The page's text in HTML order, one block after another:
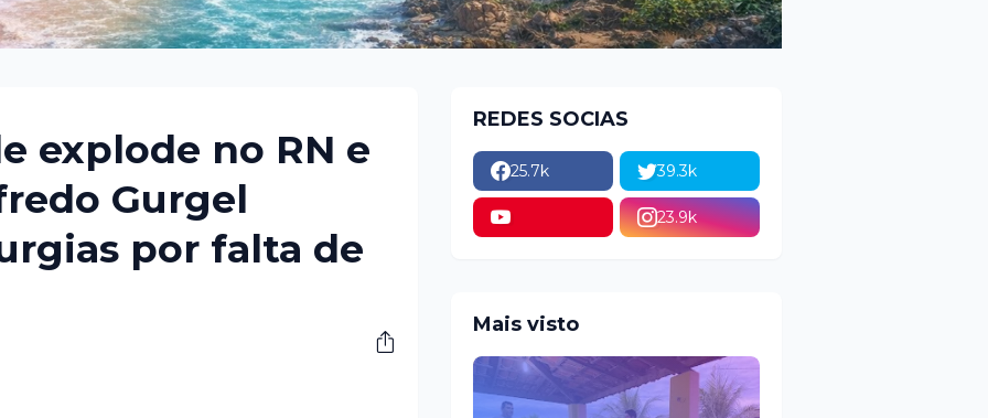
explode no RN e
Gurgel
por falta de
REDES SOCIAS
25.7k 39.3k
23.9k
Mais visto